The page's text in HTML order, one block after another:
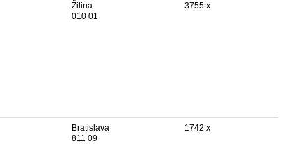
Žilina
010 01
3755 x
Bratislava
811 09
1742 x